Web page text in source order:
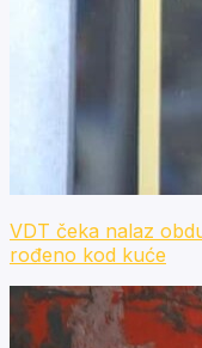
VDT čeka nalaz
rođeno kod kuće